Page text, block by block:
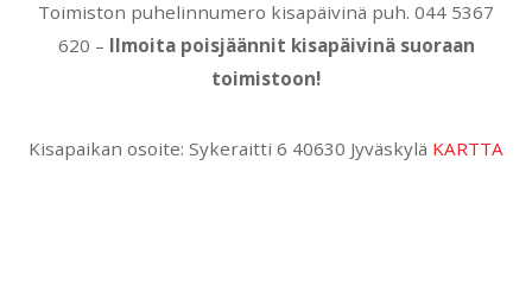
Toimiston puhelinnumero kisapäivinä puh. 044 5367
620 – Ilmoita poisjäännit kisapäivinä suoraan
toimistoon!
Kisapaikan osoite: Sykeraitti 6 40630 Jyväskylä KARTTA